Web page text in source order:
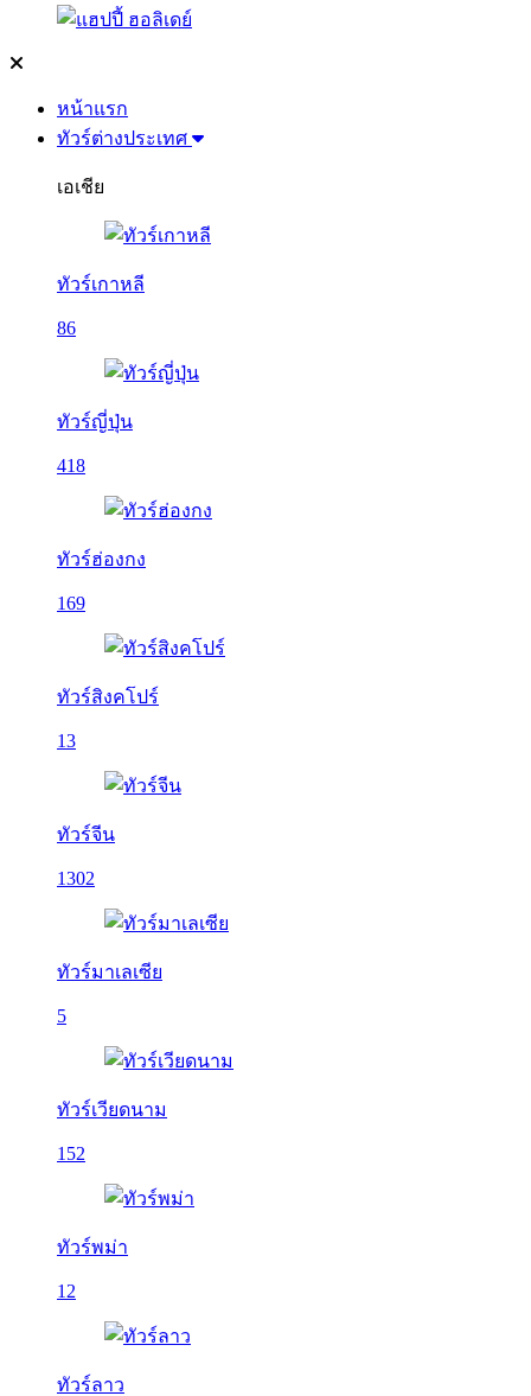
หน้าแรก
ทัวร์ต่างประเทศ
เอเชีย
ทัวร์เกาหลี
86
ทัวร์ญี่ปุ่น
418
ทัวร์ฮ่องกง
169
ทัวร์สิงคโปร์
13
ทัวร์จีน
1302
ทัวร์มาเลเซีย
5
ทัวร์เวียดนาม
152
ทัวร์พม่า
12
ทัวร์ลาว